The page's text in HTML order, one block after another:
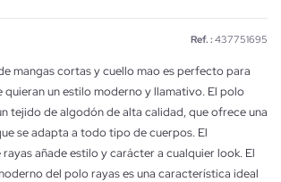
Ref. : 437751695
mangas cortas y cuello mao es perfecto para
quieran un estilo moderno y llamativo. El polo
tejido de algodón de alta calidad, que ofrece una
se adapta a todo tipo de cuerpos. El
añade estilo y carácter a cualquier look. El
del polo rayas es una característica ideal